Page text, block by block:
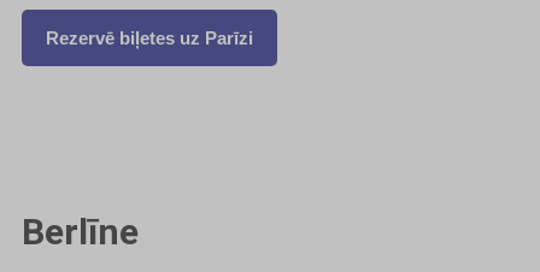
Rezervē biļetes uz Parīzi
Berlīne